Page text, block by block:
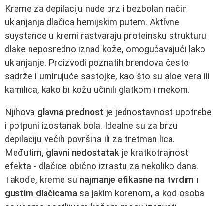
Kreme za depilaciju nude brz i bezbolan način
uklanjanja dlačica hemijskim putem. Aktívne
suystance u kremi rastvaraju proteinsku strukturu
dlake neposredno iznad kože, omogućavajući lako
uklanjanje. Proizvodi poznatih brendova često
sadrže i umirujuće sastojke, kao što su aloe vera ili
kamilica, kako bi kožu učinili glatkom i mekom.
Njihova glavna prednost je jednostavnost upotrebe
i potpuni izostanak bola. Idealne su za brzu
depilaciju većih površina ili za tretman lica.
Međutim, glavni nedostatak je kratkotrajnost
efekta - dlačice obično izrastu za nekoliko dana.
Takođe, kreme su najmanje efikasne na tvrdim i
gustim dlačicama sa jakim korenom, a kod osoba